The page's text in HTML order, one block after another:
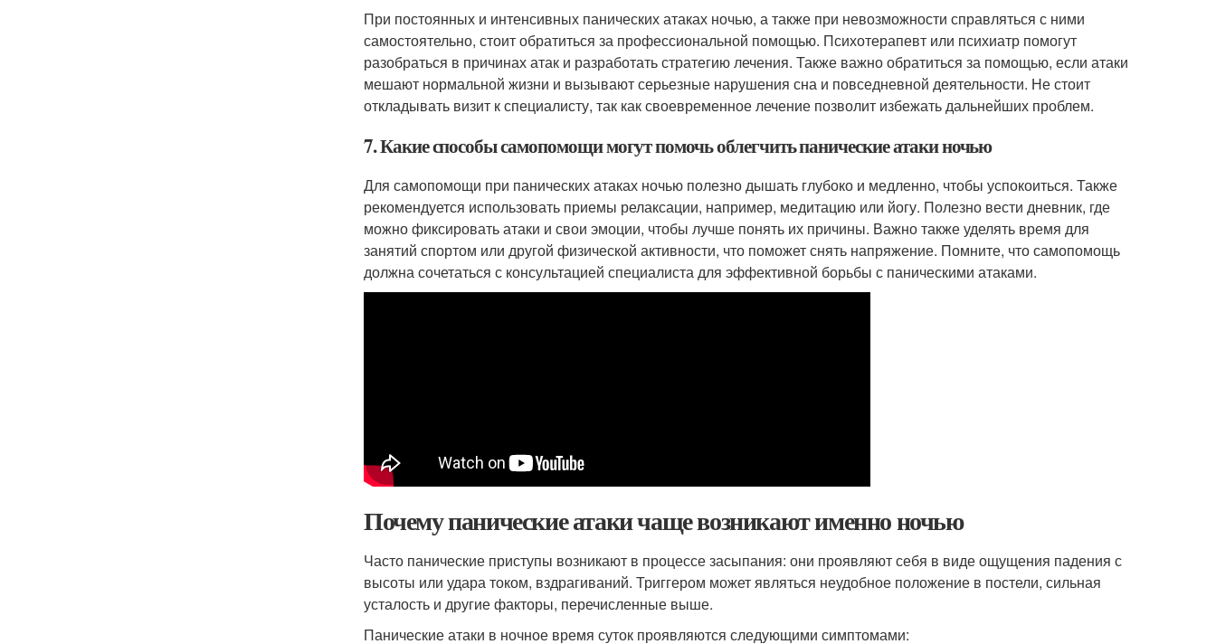
При постоянных и интенсивных панических атаках ночью, а также при невозможности справляться с ними
самостоятельно, стоит обратиться за профессиональной помощью. Психотерапевт или психиатр помогут
разобраться в причинах атак и разработать стратегию лечения. Также важно обратиться за помощью, если атаки
мешают нормальной жизни и вызывают серьезные нарушения сна и повседневной деятельности. Не стоит
откладывать визит к специалисту, так как своевременное лечение позволит избежать дальнейших проблем.
7. Какие способы самопомощи могут помочь облегчить панические атаки ночью
Для самопомощи при панических атаках ночью полезно дышать глубоко и медленно, чтобы успокоиться. Также
рекомендуется использовать приемы релаксации, например, медитацию или йогу. Полезно вести дневник, где
можно фиксировать атаки и свои эмоции, чтобы лучше понять их причины. Важно также уделять время для
занятий спортом или другой физической активности, что поможет снять напряжение. Помните, что самопомощь
должна сочетаться с консультацией специалиста для эффективной борьбы с паническими атаками.
Почему панические атаки чаще возникают именно ночью
Часто панические приступы возникают в процессе засыпания: они проявляют себя в виде ощущения падения с
высоты или удара током, вздрагиваний. Триггером может являться неудобное положение в постели, сильная
усталость и другие факторы, перечисленные выше.
Панические атаки в ночное время суток проявляются следующими симптомами: